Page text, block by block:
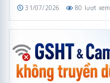
31/07/2026 80 lượt xem